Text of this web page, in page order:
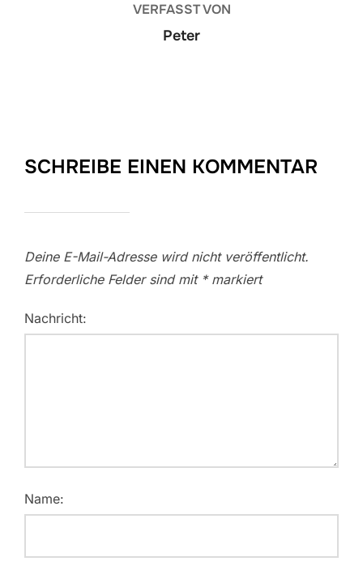
VERFASST VON
Peter
SCHREIBE EINEN KOMMENTAR
Deine E-Mail-Adresse wird nicht veröffentlicht.
Erforderliche Felder sind mit *markiert
Nachricht:
Name: